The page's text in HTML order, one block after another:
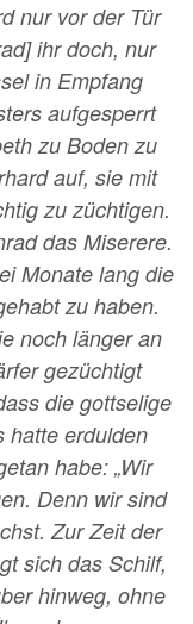
nur vor der Tür
ihr doch, nur
in Empfang
aufgesperrt
zu Boden zu
auf, sie mit
zu züchtigen.
das Miserere.
Monate lang die
zu haben.
noch länger an
gezüchtigt
die gottselige
hatte erdulden
habe: „Wir
Denn wir sind
Zur Zeit der
sich das Schilf,
hinweg, ohne